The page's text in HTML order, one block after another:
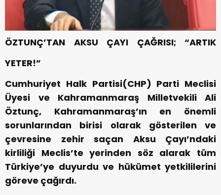
ÖZTUNÇ’TAN AKSU ÇAYI ÇAĞRISI; “ARTIK
YETER!”
Cumhuriyet Halk Partisi(CHP) Parti Meclisi
Üyesi ve Kahramanmaraş Milletvekili Ali
Öztunç, Kahramanmaraş’ın en önemli
sorunlarından birisi olarak gösterilen ve
çevresine zehir saçan Aksu Çayı’ndaki
kirliliği Meclis’te yerinden söz alarak tüm
Türkiye’ye duyurdu ve hükümet yetkililerini
göreve çağırdı.